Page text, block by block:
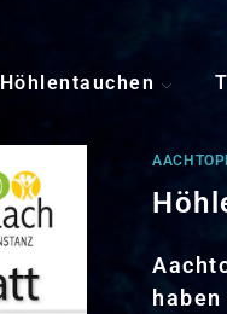
Höhlentauchen